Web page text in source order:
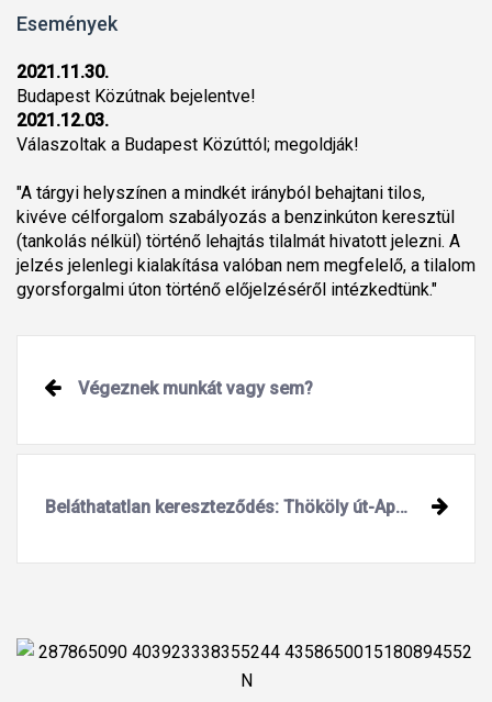
Események
2021.11.30.
Budapest Közútnak bejelentve!
2021.12.03.
Válaszoltak a Budapest Közúttól; megoldják!
"A tárgyi helyszínen a mindkét irányból behajtani tilos,
kivéve célforgalom szabályozás a benzinkúton keresztül
(tankolás nélkül) történő lehajtás tilalmát hivatott jelezni. A
jelzés jelenlegi kialakítása valóban nem megfelelő, a tilalom
gyorsforgalmi úton történő előjelzéséről intézkedtünk."
Végeznek munkát vagy sem?
Beláthatatlan kereszteződés: Thököly út-Apolló utca